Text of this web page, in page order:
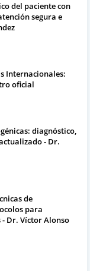
del paciente con
segura e
Internacionales:
oficial
diagnóstico,
- Dr.
de
para
- Dr. Víctor Alonso